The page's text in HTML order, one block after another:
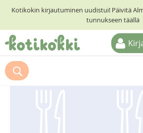
Kotikokin kirjautuminen uudistui! Päivitä
tunnukseen täällä
ETUSIVU
RESEPTIHAKU
Suosittelemme myös